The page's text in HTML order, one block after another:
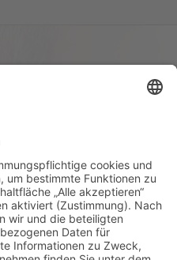
darin
oder Ihre
und bleiben Sie